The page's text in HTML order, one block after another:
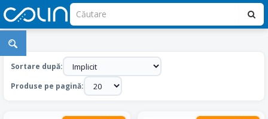
Accesorii
Mercedes
Benz
Sortare după:
Produse pe pagină: